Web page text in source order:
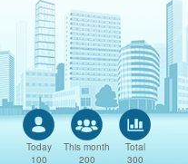
Today
100
This month
200
Total
300